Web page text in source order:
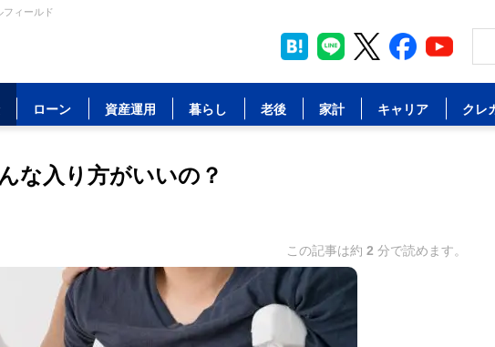
フィールド
ローン 資産運用 暮らし 老後 家計 キャリア クレ
な入り方がいいの？
この記事は約 2 分で読めます。